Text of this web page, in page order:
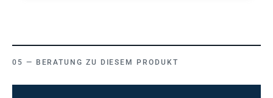
BERATUNG ZU DIESEM PRODUKT